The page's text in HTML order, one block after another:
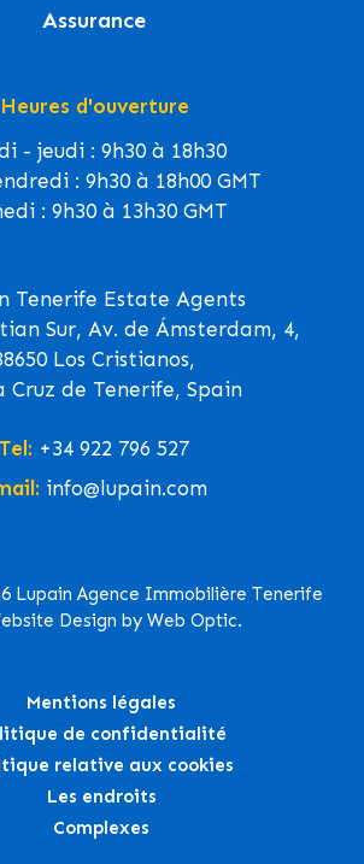
Assurance
Heures d'ouverture
- jeudi : 9h30 à 18h30
: 9h30 à 18h00 GMT
: 9h30 à 13h30 GMT
Tenerife Estate Agents
Sur, Av. de Ámsterdam, 4,
Los Cristianos,
Cruz de Tenerife, Spain
Tel: +34 922 796 527
info@lupain.com
Lupain Agence Immobilière Tenerife
Design by Web Optic.
Mentions légales
de confidentialité
relative aux cookies
Les endroits
Complexes